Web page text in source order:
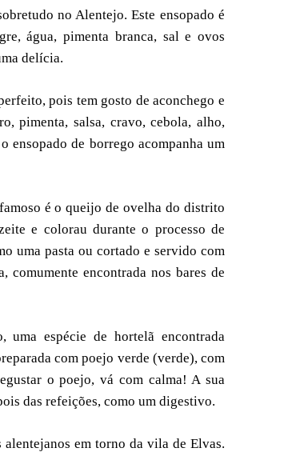
no Alentejo. Este ensopado é
água, pimenta branca, sal e ovos
delícia.
pois tem gosto de aconchego e
pimenta, salsa, cravo, cebola, alho,
ensopado de borrego acompanha um
é o queijo de ovelha do distrito
e colorau durante o processo de
uma pasta ou cortado e servido com
comumente encontrada nos bares de
espécie de hortelã encontrada
com poejo verde (verde), com
o poejo, vá com calma! A sua
das refeições, como um digestivo.
em torno da vila de Elvas.